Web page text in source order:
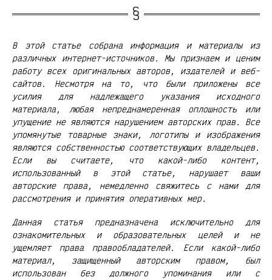
В этой статье собрана информация и материалы из
различных интернет-источников. Мы признаем и ценим
работу всех оригинальных авторов, издателей и веб-
сайтов. Несмотря на то, что были приложены все
усилия для надлежащего указания исходного
материала, любая непреднамеренная оплошность или
упущение не являются нарушением авторских прав. Все
упомянутые товарные знаки, логотипы и изображения
являются собственностью соответствующих владельцев.
Если вы считаете, что какой-либо контент,
использованный в этой статье, нарушает ваши
авторские права, немедленно свяжитесь с нами для
рассмотрения и принятия оперативных мер.
Данная статья предназначена исключительно для
ознакомительных и образовательных целей и не
ущемляет права правообладателей. Если какой-либо
материал, защищенный авторским правом, был
использован без должного упоминания или с